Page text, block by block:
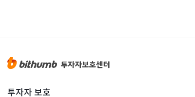
투자자 보호